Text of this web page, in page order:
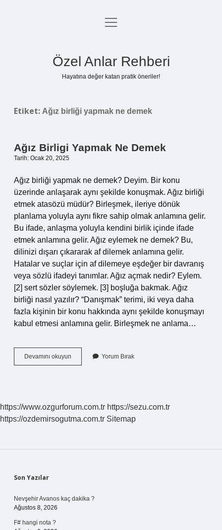
Anasayfa
menüyü
Özel Anlar Rehberi
Hayatına değer katan pratik öneriler!
Etiket: Ağız birliği yapmak ne demek
Ağız Birligi Yapmak Ne Demek
Tarih: Ocak 20, 2025
Ağız birliği yapmak ne demek? Deyim. Bir konu
üzerinde anlaşarak aynı şekilde konuşmak. Ağız birliği
etmek atasözü müdür? Birleşmek, ileriye dönük
planlama yoluyla aynı fikre sahip olmak anlamına gelir.
Bu ifade, anlaşma yoluyla kendini birlik içinde ifade
etmek anlamına gelir. Ağız eylemek ne demek? Bu,
dilinizi dışarı çıkararak af dilemek anlamına gelir.
Hatalar ve suçlar için af dilemeye eşdeğer bir davranış
veya sözlü ifadeyi tanımlar. Ağız açmak nedir? Eylem.
[2] sert sözler söylemek. [3] boşluğa bakmak. Ağız
birliği nasıl yazılır? “Danışmak” terimi, iki veya daha
fazla kişinin bir konu hakkında aynı şekilde konuşmayı
kabul etmesi anlamına gelir. Birleşmek ne anlama…
Devamını okuyun
Birligi
Yorum Bırak
https://www.ozgurforum.com.tr https://sezu.com.tr
https://ozdemirsogutma.com.tr Sitemap
Sidebar
Son Yazılar
Nevşehir Avanos kaç dakika ?
Ağustos 8, 2026
F# hangi nota ?